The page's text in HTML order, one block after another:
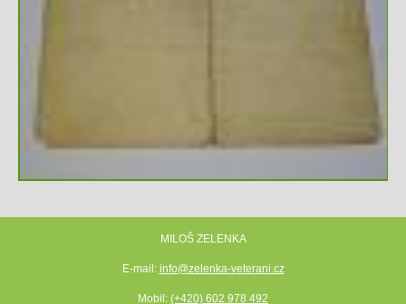
MILOŠ ZELENKA
E-mail: info@zelenka-veterani.cz
Mobil: (+420) 602 978 492